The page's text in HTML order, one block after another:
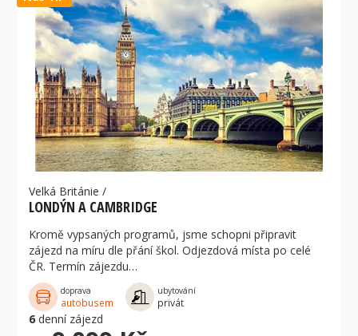
Velká Británie /
LONDÝN A CAMBRIDGE
Kromě vypsaných programů, jsme schopni připravit
zájezd na míru dle přání škol. Odjezdová místa po celé
ČR. Termín zájezdu…
doprava
autobusem
ubytování
privát
6 denní zájezd